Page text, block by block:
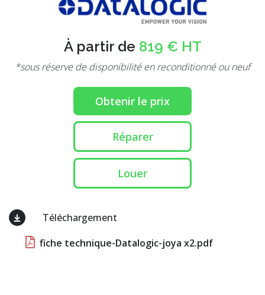
À partir de 819 € HT
*sous réserve de disponibilité en reconditionné ou neuf
Obtenir le prix
Réparer
Louer
Téléchargement
fiche technique-Datalogic-joya x2.pdf